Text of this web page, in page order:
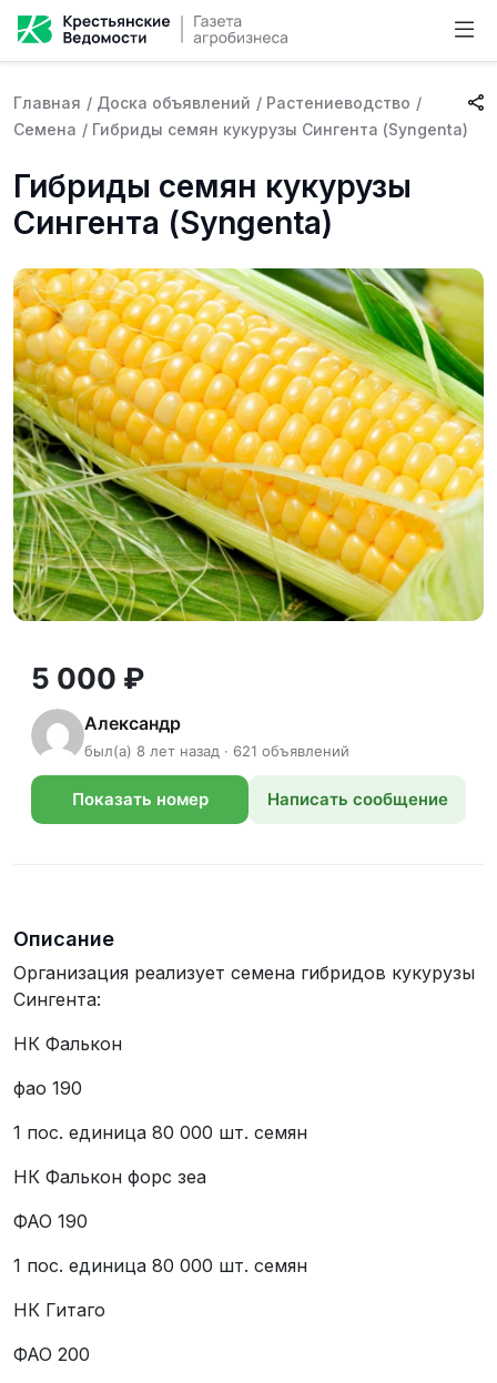
Главная / Доска объявлений / Растениеводство /
Семена / Гибриды семян кукурузы Сингента (Syngenta)
Гибриды семян кукурузы
Сингента (Syngenta)
5 000 ₽
Александр
был(а) 8 лет назад · 621 объявлений
Показать номер Написать сообщение
Описание
Организация реализует семена гибридов кукурузы
Сингента:
НК Фалькон
фао 190
1 пос. единица 80 000 шт. семян
НК Фалькон форс зеа
ФАО 190
1 пос. единица 80 000 шт. семян
НК Гитаго
ФАО 200